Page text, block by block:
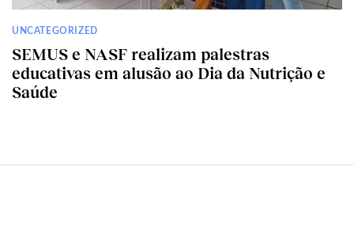
UNCATEGORIZED
SEMUS e NASF realizam palestras
educativas em alusão ao Dia da Nutrição e
Saúde